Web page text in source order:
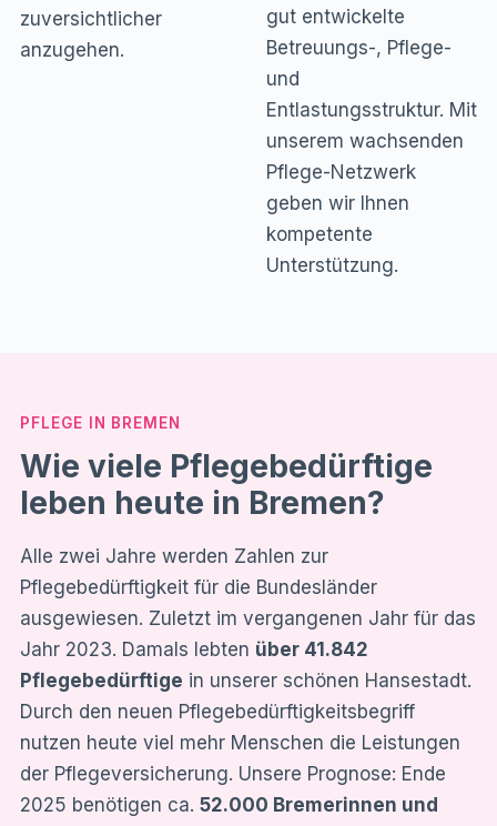
zuversichtlicher
anzugehen.
gut entwickelte
Betreuungs-, Pflege-
und
Entlastungsstruktur. Mit
unserem wachsenden
Pflege-Netzwerk
geben wir Ihnen
kompetente
Unterstützung.
PFLEGE IN BREMEN
Wie viele Pflegebedürftige
leben heute in Bremen?
Alle zwei Jahre werden Zahlen zur
Pflegebedürftigkeit für die Bundesländer
ausgewiesen. Zuletzt im vergangenen Jahr für das
Jahr 2023. Damals lebten über 41.842
Pflegebedürftige in unserer schönen Hansestadt.
Durch den neuen Pflegebedürftigkeitsbegriff
nutzen heute viel mehr Menschen die Leistungen
der Pflegeversicherung. Unsere Prognose: Ende
2025 benötigen ca. 52.000 Bremerinnen und